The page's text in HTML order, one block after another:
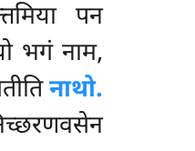
पन
भगं नाम,
नाथो.